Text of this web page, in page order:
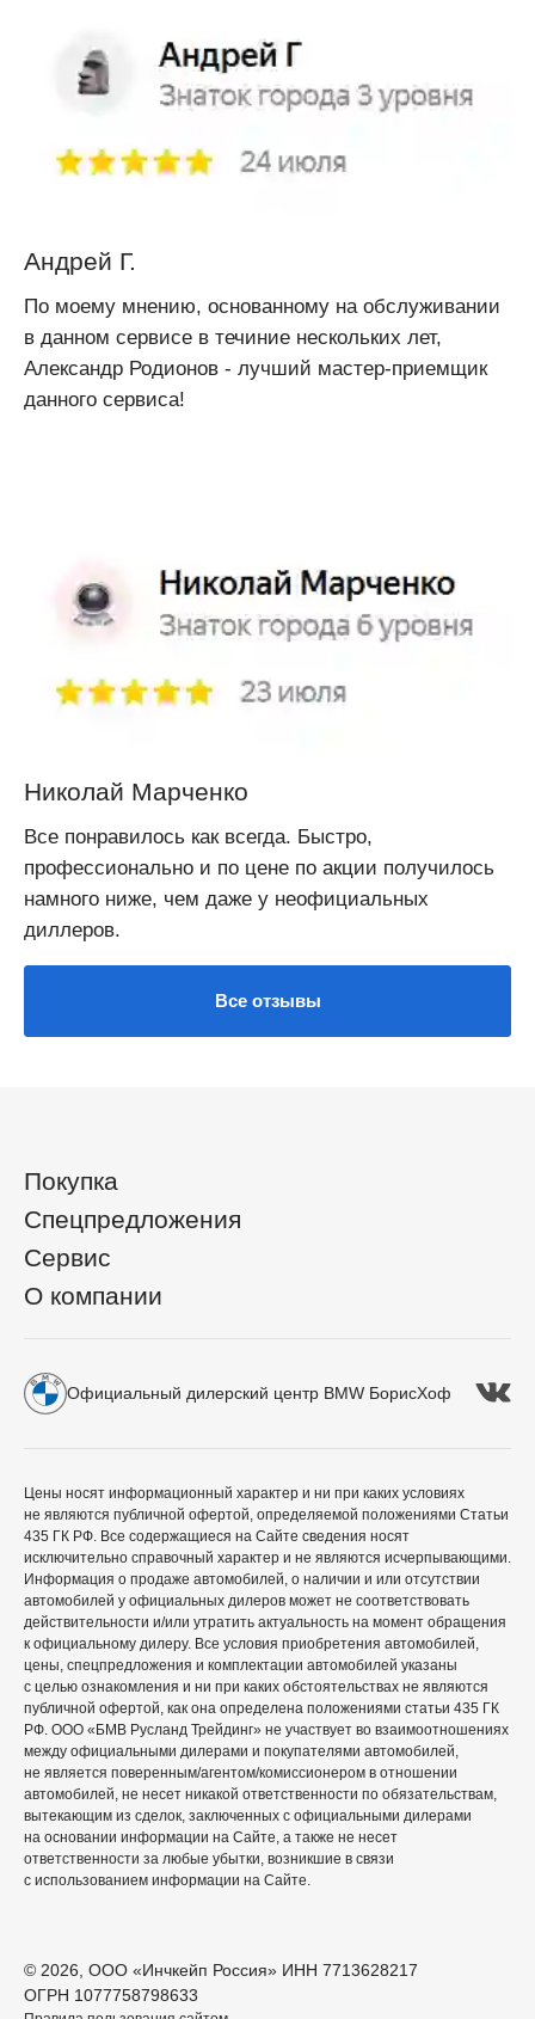
Андрей Г.
По моему мнению, основанному на обслуживании
в данном сервисе в течиние нескольких лет,
Александр Родионов - лучший мастер-приемщик
данного сервиса!
Николай Марченко
Все понравилось как всегда. Быстро,
профессионально и по цене по акции получилось
намного ниже, чем даже у неофициальных
диллеров.
Все отзывы
Покупка
Спецпредложения
Сервис
О компании
Официальный дилерский центр BMW БорисХоф
Цены носят информационный характер и ни при каких условиях
не являются публичной офертой, определяемой положениями Статьи
435 ГК РФ. Все содержащиеся на Сайте сведения носят
исключительно справочный характер и не являются исчерпывающими.
Информация о продаже автомобилей, о наличии и или отсутствии
автомобилей у официальных дилеров может не соответствовать
действительности и/или утратить актуальность на момент обращения
к официальному дилеру. Все условия приобретения автомобилей,
цены, спецпредложения и комплектации автомобилей указаны
с целью ознакомления и ни при каких обстоятельствах не являются
публичной офертой, как она определена положениями статьи 435 ГК
РФ. ООО «БМВ Русланд Трейдинг» не участвует во взаимоотношениях
между официальными дилерами и покупателями автомобилей,
не является поверенным/агентом/комиссионером в отношении
автомобилей, не несет никакой ответственности по обязательствам,
вытекающим из сделок, заключенных с официальными дилерами
на основании информации на Сайте, а также не несет
ответственности за любые убытки, возникшие в связи
с использованием информации на Сайте.
© 2026, ООО «Инчкейп Россия» ИНН 7713628217
ОГРН 1077758798633